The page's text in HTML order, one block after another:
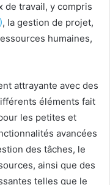
de travail, y compris
, la gestion de projet,
humaines,
attrayante avec des
éléments fait
les petites et
avancées
des tâches, le
ainsi que des
telles que le